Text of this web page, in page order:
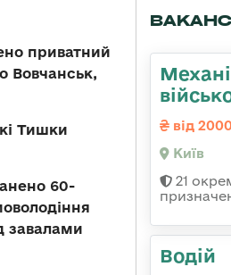
приватний
Вовчанськ,
Тишки
60-
завалами
від
Київ
21
Водій